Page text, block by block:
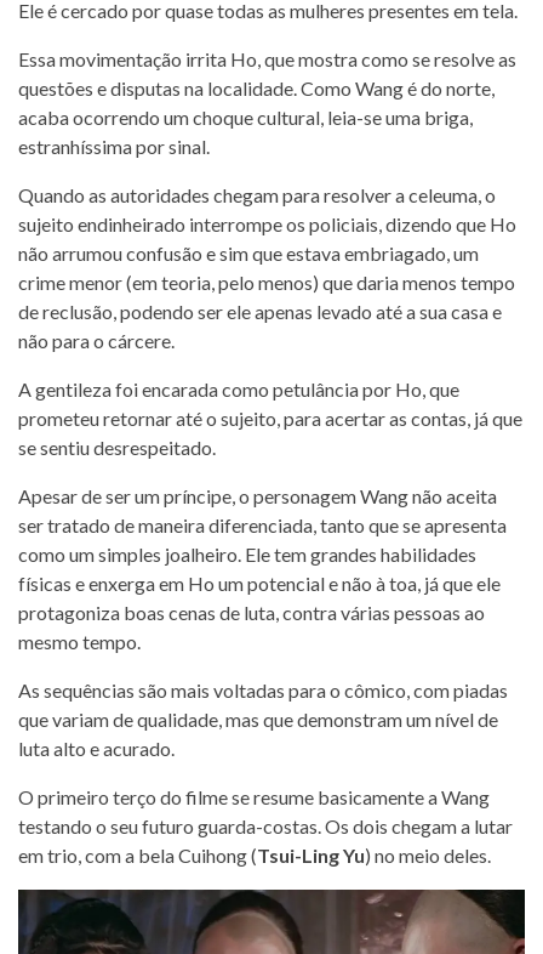
Ele é cercado por quase todas as mulheres presentes em tela.
Essa movimentação irrita Ho, que mostra como se resolve as
questões e disputas na localidade. Como Wang é do norte,
acaba ocorrendo um choque cultural, leia-se uma briga,
estranhíssima por sinal.
Quando as autoridades chegam para resolver a celeuma, o
sujeito endinheirado interrompe os policiais, dizendo que Ho
não arrumou confusão e sim que estava embriagado, um
crime menor (em teoria, pelo menos) que daria menos tempo
de reclusão, podendo ser ele apenas levado até a sua casa e
não para o cárcere.
A gentileza foi encarada como petulância por Ho, que
prometeu retornar até o sujeito, para acertar as contas, já que
se sentiu desrespeitado.
Apesar de ser um príncipe, o personagem Wang não aceita
ser tratado de maneira diferenciada, tanto que se apresenta
como um simples joalheiro. Ele tem grandes habilidades
físicas e enxerga em Ho um potencial e não à toa, já que ele
protagoniza boas cenas de luta, contra várias pessoas ao
mesmo tempo.
As sequências são mais voltadas para o cômico, com piadas
que variam de qualidade, mas que demonstram um nível de
luta alto e acurado.
O primeiro terço do filme se resume basicamente a Wang
testando o seu futuro guarda-costas. Os dois chegam a lutar
em trio, com a bela Cuihong (Tsui-Ling Yu) no meio deles.